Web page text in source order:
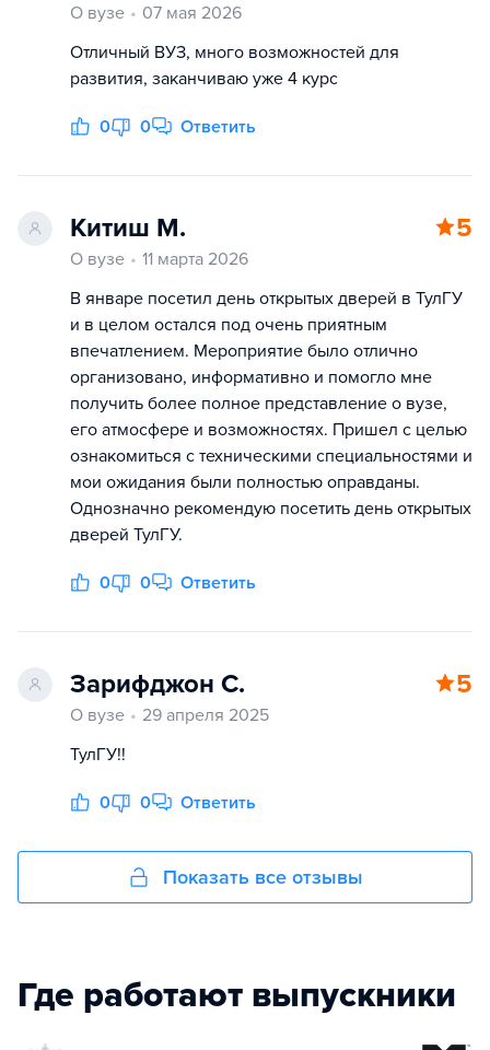
О вузе
07 мая 2026
Отличный ВУЗ, много возможностей для
развития, заканчиваю уже 4 курс
0 0 Ответить
Китиш М. 5
О вузе
11 марта 2026
В январе посетил день открытых дверей в ТулГУ
и в целом остался под очень приятным
впечатлением. Мероприятие было отлично
организовано, информативно и помогло мне
получить более полное представление о вузе,
его атмосфере и возможностях. Пришел с целью
ознакомиться с техническими специальностями и
мои ожидания были полностью оправданы.
Однозначно рекомендую посетить день открытых
дверей ТулГУ.
0 0 Ответить
Зарифджон С. 5
О вузе
29 апреля 2025
ТулГУ!!
0 0 Ответить
Показать все отзывы
Где работают выпускники